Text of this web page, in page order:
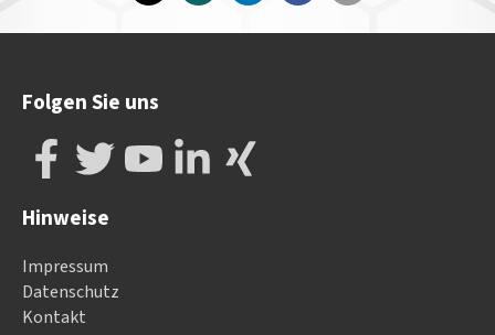
Folgen Sie uns
Hinweise
Impressum
Datenschutz
Kontakt